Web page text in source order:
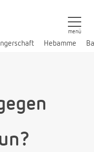
Hebamme
menü